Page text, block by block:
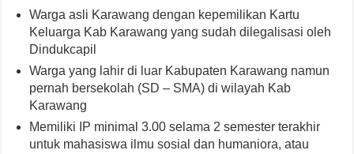
Warga asli Karawang dengan kepemilikan Kartu
Keluarga Kab Karawang yang sudah dilegalisasi oleh
Dindukcapil
Warga yang lahir di luar Kabupaten Karawang namun
pernah bersekolah (SD – SMA) di wilayah Kab
Karawang
Memiliki IP minimal 3.00 selama 2 semester terakhir
untuk mahasiswa ilmu sosial dan humaniora, atau